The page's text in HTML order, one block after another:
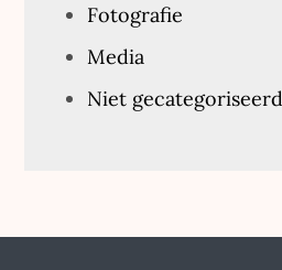
Fotografie
Media
Niet gecategoriseerd